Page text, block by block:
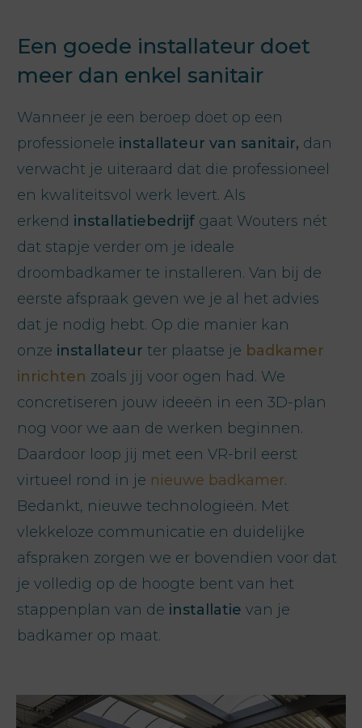
Een goede installateur doet
meer dan enkel sanitair
Wanneer je een beroep doet op een
professionele installateur van sanitair, dan
verwacht je uiteraard dat die professioneel
en kwaliteitsvol werk levert. Als
erkend installatiebedrijf gaat Wouters nét
dat stapje verder om je ideale
droombadkamer te installeren. Van bij de
eerste afspraak geven we je al het advies
dat je nodig hebt. Op die manier kan
onze installateur ter plaatse je badkamer
inrichten zoals jij voor ogen had. We
concretiseren jouw ideeën in een 3D-plan
nog voor we aan de werken beginnen.
Daardoor loop jij met een VR-bril eerst
virtueel rond in je nieuwe badkamer.
Bedankt, nieuwe technologieën. Met
vlekkeloze communicatie en duidelijke
afspraken zorgen we er bovendien voor dat
je volledig op de hoogte bent van het
stappenplan van de installatie van je
badkamer op maat.